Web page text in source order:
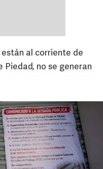
están al corriente de
Piedad, no se generan